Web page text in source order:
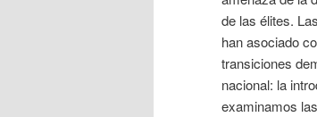
de las élites.
han asociado
transiciones
nacional: la
examinamos